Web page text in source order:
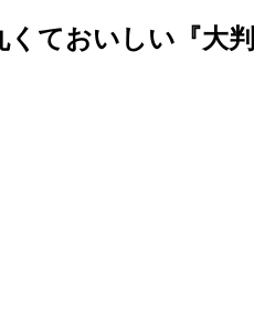
ておいしい『大